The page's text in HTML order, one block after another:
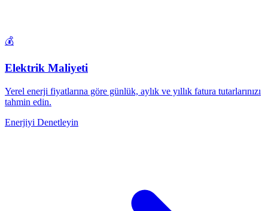
💰
Elektrik Maliyeti
Yerel enerji fiyatlarına göre günlük, aylık ve yıllık fatura tutarlarınızı
tahmin edin.
Enerjiyi Denetleyin